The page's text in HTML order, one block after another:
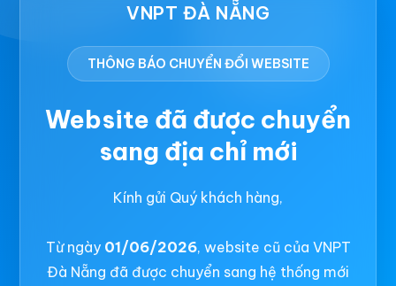
VNPT ĐÀ NẴNG
THÔNG BÁO CHUYỂN ĐỔI WEBSITE
Website đã được chuyển
sang địa chỉ mới
Kính gửi Quý khách hàng,
Từ ngày 01/06/2026, website cũ của VNPT
Đà Nẵng đã được chuyển sang hệ thống mới